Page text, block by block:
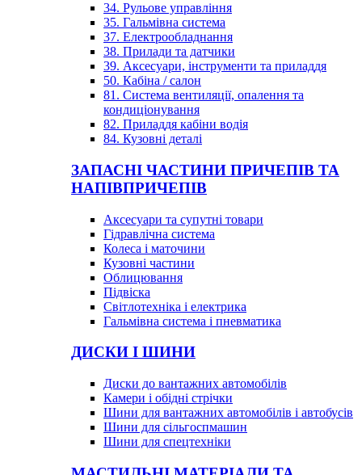
34. Рульове управління
35. Гальмівна система
37. Електрообладнання
38. Прилади та датчики
39. Аксесуари, інструменти та приладдя
50. Кабіна / салон
81. Система вентиляції, опалення та
кондиціонування
82. Приладдя кабіни водія
84. Кузовні деталі
ЗАПАСНІ ЧАСТИНИ ПРИЧЕПІВ ТА
НАПІВПРИЧЕПІВ
Аксесуари та супутні товари
Гідравлічна система
Колеса і маточини
Кузовні частини
Облицювання
Підвіска
Світлотехніка і електрика
Гальмівна система і пневматика
ДИСКИ І ШИНИ
Диски до вантажних автомобілів
Камери і обідні стрічки
Шини для вантажних автомобілів і автобусів
Шини для сільгоспмашин
Шини для спецтехніки